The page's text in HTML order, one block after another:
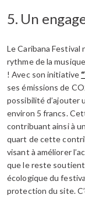
5. Un
Le Caribana
rythme de la
! Avec son initiative
ses émissions de
possibilité d’ajouter
environ 5 francs.
contribuant ainsi à
quart de cette
visant à améliorer
que le reste soutient
écologique du
protection du site.